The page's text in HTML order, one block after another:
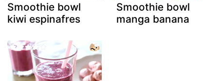
Smoothie bowl
kiwi espinafres
Smoothie bowl
manga banana